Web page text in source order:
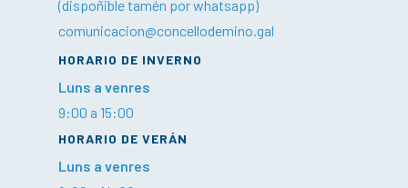
(dispoñible tamén por whatsapp)
comunicacion@concellodemino.gal
HORARIO DE INVERNO
Luns a venres
9:00 a 15:00
HORARIO DE VERÁN
Luns a venres